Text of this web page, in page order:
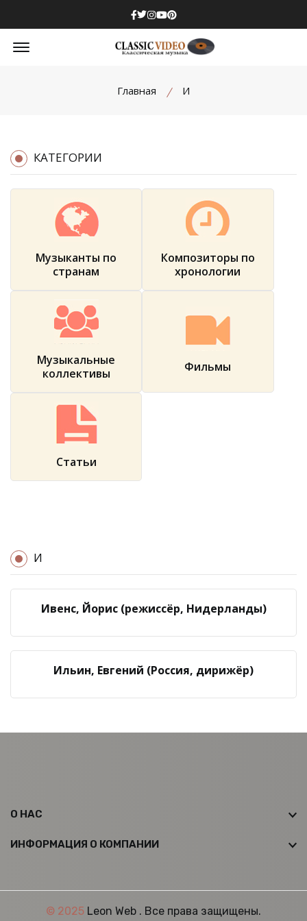
Facebook
Twitter
Instagram
Youtube
Pinterest
Offcanvas Menu Open
Главная И
КАТЕГОРИИ
Музыканты по
странам
Композиторы по
хронологии
Музыкальные
коллективы
Фильмы
Статьи
И
Ивенс, Йорис (режиссёр, Нидерланды)
Ильин, Евгений (Россия, дирижёр)
О НАС
ИНФОРМАЦИЯ О КОМПАНИИ
© 2025 Leon Web . Все права защищены.